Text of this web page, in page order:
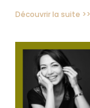
Découvrir la suite >>